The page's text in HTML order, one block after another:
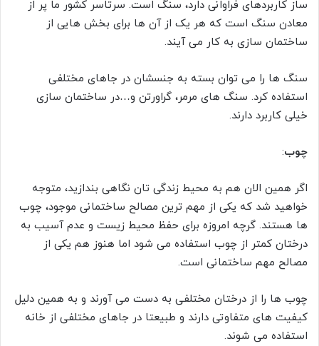
ساز کاربردهای فراوانی دارد، سنگ است. سرتاسر کشور ما پر از
معادن سنگ است که هر یک از آن ها برای بخش هایی از
ساختمان سازی به کار می آیند.
سنگ ها را می توان بسته به جنسشان در جاهای مختلفی
استفاده کرد. سنگ های مرمر، گراورتن و…در ساختمان سازی
خیلی کاربرد دارند.
چوب:
اگر همین الان هم به محیط زندگی تان نگاهی بندازید، متوجه
خواهید شد که یکی از مهم ترین مصالح ساختمانی موجود، چوب
ها هستند. گرچه امروزه برای حفظ محیط زیست و عدم آسیب به
درختان کمتر از چوب استفاده می شود اما هنوز هم یکی از
مصالح مهم ساختمانی است.
چوب ها را از درختان مختلفی به دست می آورند و به همین دلیل
کیفیت های متفاوتی دارند و طبیعتا در جاهای مختلفی از خانه
استفاده می شوند.